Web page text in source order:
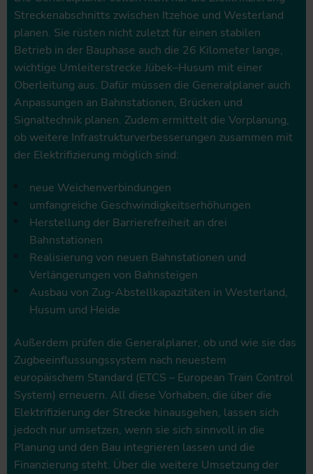
Streckenabschnitts zwischen Itzehoe und Westerland
planen. Sie rüsten nicht zuletzt für einen stabilen
Betrieb in der Bauphase auch die 26 Kilometer lange,
wichtige Umleiterstrecke Jübek–Husum mit einer
Oberleitung aus. Dafür müssen die Generalplaner auch
Anpassungen an Bahnstationen, Brücken und
Signaltechnik planen. Zudem ermittelt die Vorplanung,
ob weitere Infrastrukturverbesserungen zusammen mit
der Elektrifizierung möglich sind:
neue Weichenverbindungen
umfangreiche Geschwindigkeitserhöhungen
Herstellung der Barrierefreiheit an drei
Bahnstationen
Realisierung von neuen Bahnstationen und
Verlängerungen von Bahnsteigen
Ausbau von Zug-Abstellkapazitäten in Westerland,
Husum und Heide
Außerdem prüfen die Generalplaner, ob und wie sie das
Zugbeeinflussungssystem nach neuestem
europäischem Standard (ETCS – European Train Control
System) erneuern. All diese Vorhaben, die über die
Elektrifizierung der Strecke hinausgehen, lassen sich
jedoch nur umsetzen, wenn sie sich sinnvoll in die
Planung und den Bau integrieren lassen und die
Finanzierung steht. Über die weitere Umsetzung der